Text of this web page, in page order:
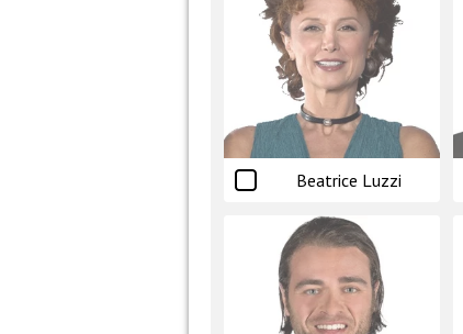
Beatrice Luzzi